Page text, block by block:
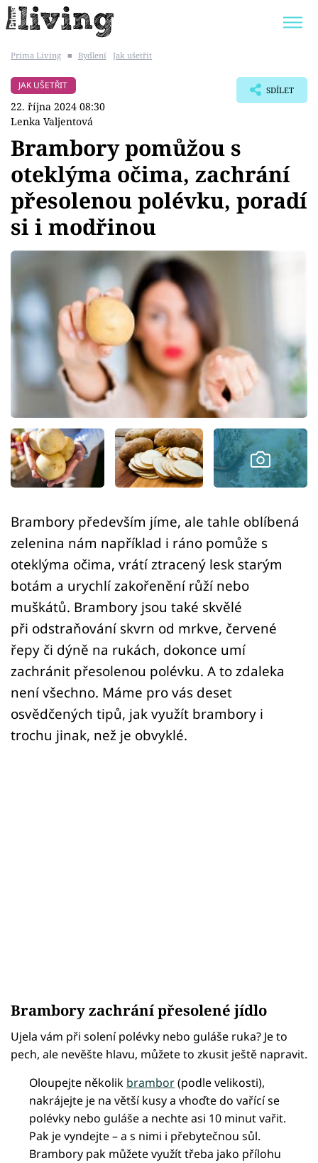
BYDLENÍ SLAVNÝCH
Témata
Bydlení
Zahrada
Design
Sledujte prima+
Přihlášení
Sledujte nás
Prima Living ■ Bydlení Jak ušetřit
JAK UŠETŘIT
22. října 2024 08:30
Lenka Valjentová
SDÍLET
Brambory pomůžou s
oteklýma očima, zachrání
přesolenou polévku, poradí
si i modřinou
Brambory především jíme, ale tahle oblíbená
zelenina nám například i ráno pomůže s
oteklýma očima, vrátí ztracený lesk starým
botám a urychlí zakořenění růží nebo
muškátů. Brambory jsou také skvělé
při odstraňování skvrn od mrkve, červené
řepy či dýně na rukách, dokonce umí
zachránit přesolenou polévku. A to zdaleka
není všechno. Máme pro vás deset
osvědčených tipů, jak využít brambory i
trochu jinak, než je obvyklé.
Brambory zachrání přesolené jídlo
Ujela vám při solení polévky nebo guláše ruka? Je to
pech, ale nevěšte hlavu, můžete to zkusit ještě napravit.
Oloupejte několik brambor(podle velikosti),
nakrájejte je na větší kusy a vhoďte do vařící se
polévky nebo guláše a nechte asi 10 minut vařit.
Pak je vyndejte – a s nimi i přebytečnou sůl.
Brambory pak můžete využít třeba jako přílohu